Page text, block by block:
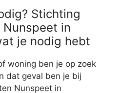
Stichting
in
je nodig hebt
woning ben je op zoek
dat geval ben je bij
Nunspeet in